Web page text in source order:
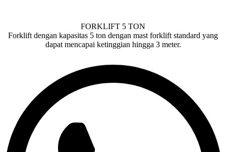
FORKLIFT 5 TON
Forklift dengan kapasitas 5 ton dengan mast forklift standard yang
dapat mencapai ketinggian hingga 3 meter.